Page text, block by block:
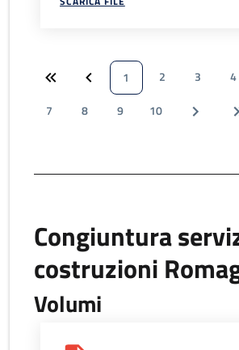
1 2 3 4
7
8 9 10
Congiuntura
costruzioni
Volumi